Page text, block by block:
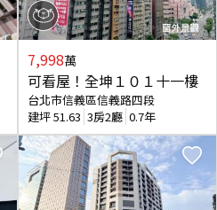
7,998萬
可看屋！全坤１０１十一樓
台北市信義區信義路四段
建坪51.63 3房2廳 0.7年